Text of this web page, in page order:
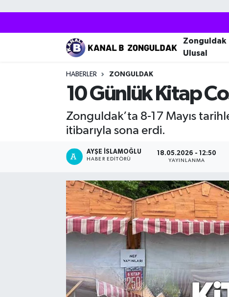
Zonguldak
Ulusal
HABERLER ZONGULDAK
10 Günlük Kitap
Zonguldak’ta 8-17 Mayıs
itibarıyla sona erdi.
AYŞE İSLAMOĞLU
HABER EDITÖRÜ
18.05.2026 - 12:50
YAYINLANMA
Gökçebey
Zonguldak Nöbetçi Eczaneler
Zonguldak Trafik Yoğunluk Haritası
Puan Durumu ve Fikstür
Tüm Manşetler
Son Dakika Haberleri
Haber Arşivi